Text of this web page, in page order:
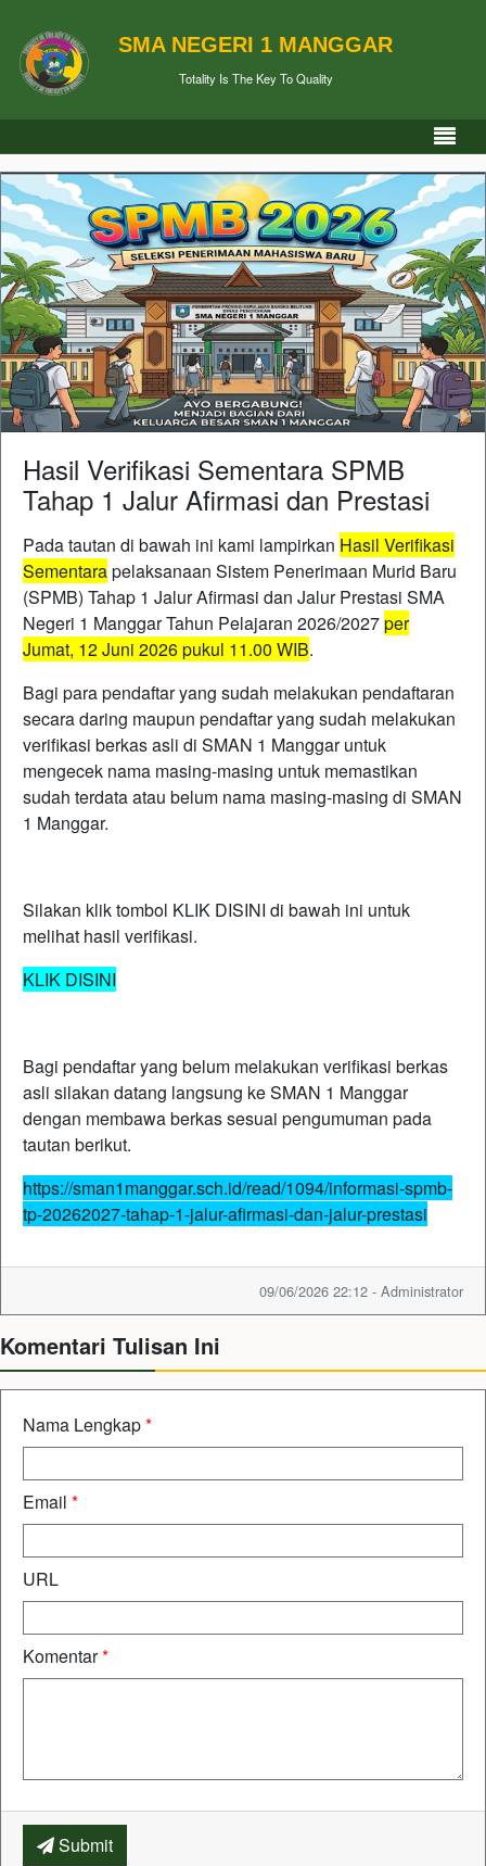
SMA NEGERI 1 MANGGAR
Totality Is The Key To Quality
Hasil Verifikasi Sementara SPMB
Tahap 1 Jalur Afirmasi dan Prestasi
Pada tautan di bawah ini kami lampirkan Hasil Verifikasi
Sementarapelaksanaan Sistem Penerimaan Murid Baru
(SPMB) Tahap 1 Jalur Afirmasi dan Jalur Prestasi SMA
Negeri 1 Manggar Tahun Pelajaran 2026/2027per
Jumat, 12 Juni 2026 pukul 11.00 WIB.
Bagi para pendaftar yang sudah melakukan pendaftaran
secara daring maupun pendaftar yang sudah melakukan
verifikasi berkas asli di SMAN 1 Manggar untuk
mengecek nama masing-masing untuk memastikan
sudah terdata atau belum nama masing-masing di SMAN
1 Manggar.
Silakan klik tombol KLIK DISINI di bawah ini untuk
melihat hasil verifikasi.
KLIK DISINI
Bagi pendaftar yang belum melakukan verifikasi berkas
asli silakan datang langsung ke SMAN 1 Manggar
dengan membawa berkas sesuai pengumuman pada
tautan berikut.
https://sman1manggar.sch.id/read/1094/informasi-spmb-
tp-20262027-tahap-1-jalur-afirmasi-dan-jalur-prestasi
09/06/2026 22:12 - Administrator
Komentari Tulisan Ini
Nama Lengkap*
Email *
URL
Komentar*
Submit